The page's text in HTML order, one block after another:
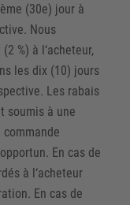
(30e) jour à
Nous
%) à l‘acheteur,
les dix (10) jours
Les rabais
soumis à une
En cas de
à l‘acheteur
En cas de